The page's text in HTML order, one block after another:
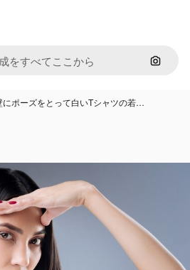
画像で
にポーズをとって白いTシャツの若…